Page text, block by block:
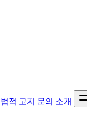
법적 고지 문의 소개